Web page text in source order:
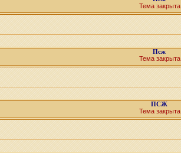
Тема закрыта
Псж
Тема закрыта
ПСЖ
Тема закрыта